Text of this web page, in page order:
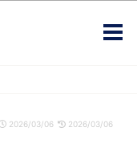
2026/03/06 2026/03/06